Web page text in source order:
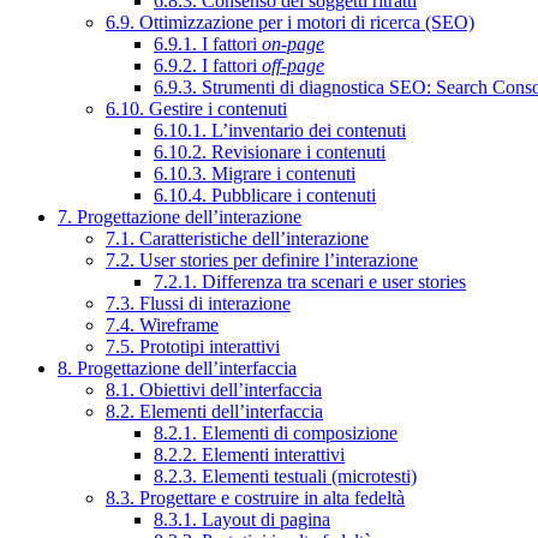
6.9. Ottimizzazione per i motori di ricerca (SEO)
6.9.1. I fattori on-page
6.9.2. I fattori off-page
6.9.3. Strumenti di diagnostica SEO: Search
6.10. Gestire i contenuti
6.10.1. L’inventario dei contenuti
6.10.2. Revisionare i contenuti
6.10.3. Migrare i contenuti
6.10.4. Pubblicare i contenuti
7. Progettazione dell’interazione
7.1. Caratteristiche dell’interazione
7.2. User stories per definire l’interazione
7.2.1. Differenza tra scenari e user stories
7.3. Flussi di interazione
7.4. Wireframe
7.5. Prototipi interattivi
8. Progettazione dell’interfaccia
8.1. Obiettivi dell’interfaccia
8.2. Elementi dell’interfaccia
8.2.1. Elementi di composizione
8.2.2. Elementi interattivi
8.2.3. Elementi testuali (microtesti)
8.3. Progettare e costruire in alta fedeltà
8.3.1. Layout di pagina